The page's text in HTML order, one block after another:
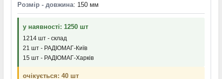
Розмір - довжина: 150 мм
у наявності: 1250 шт
1214 шт - склад
21 шт - РАДІОМАГ-Київ
15 шт - РАДІОМАГ-Харків
очікується: 40 шт